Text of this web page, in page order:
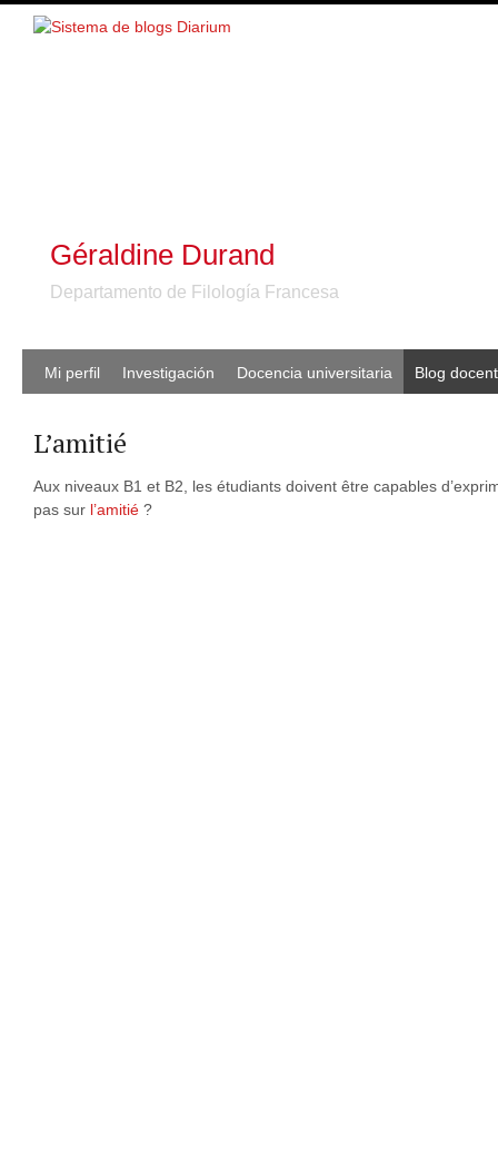
Géraldine Durand
Departamento de Filología Francesa
Mi perfil Investigación Docencia universitaria Blog
L’amitié
Aux niveaux B1 et B2, les étudiants doivent être capables
pas sur l’amitié ?